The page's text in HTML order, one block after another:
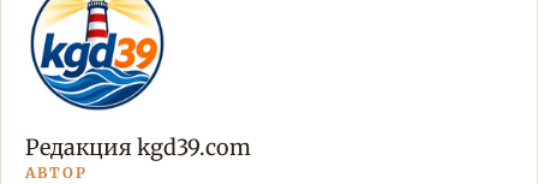
Редакция kgd39.com
АВТОР